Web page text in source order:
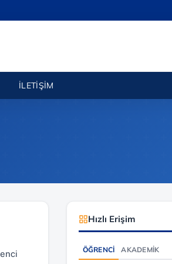
İLETIŞIM
Hızlı Erişim
ÖĞRENCI AKADEMIK